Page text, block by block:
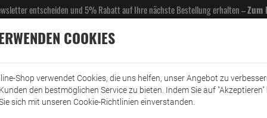
entscheiden und 5% Rabatt auf Ihre nächste Bestellung erhalten –Zum
& GASTROBEDARF DROGERIE KÜCHE & HAUSHALT KFZ
COOKIES
Shop verwendet Cookies, die uns helfen, unser Angebot zu
den bestmöglichen Service zu bieten. Indem Sie auf "Akzeptieren"
sich mit unseren Cookie-Richtlinien einverstanden.